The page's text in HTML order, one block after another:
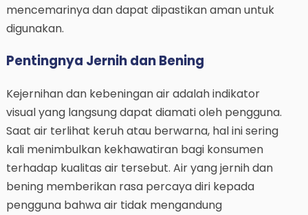
mencemarinya dan dapat dipastikan aman untuk
digunakan.
Pentingnya Jernih dan Bening
Kejernihan dan kebeningan air adalah indikator
visual yang langsung dapat diamati oleh pengguna.
Saat air terlihat keruh atau berwarna, hal ini sering
kali menimbulkan kekhawatiran bagi konsumen
terhadap kualitas air tersebut. Air yang jernih dan
bening memberikan rasa percaya diri kepada
pengguna bahwa air tidak mengandung